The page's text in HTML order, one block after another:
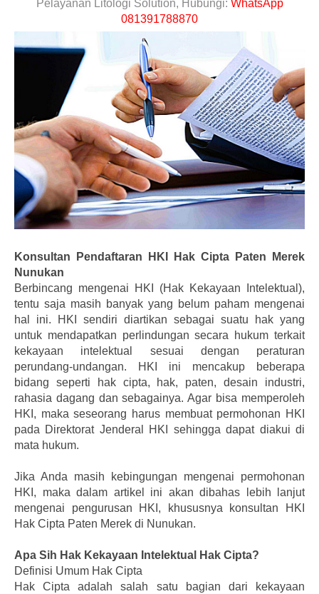
Pelayanan Litologi Solution, Hubungi: WhatsApp
081391788870
Konsultan Pendaftaran HKI Hak Cipta Paten Merek
Nunukan
Berbincang mengenai HKI (Hak Kekayaan Intelektual),
tentu saja masih banyak yang belum paham mengenai
hal ini. HKI sendiri diartikan sebagai suatu hak yang
untuk mendapatkan perlindungan secara hukum terkait
kekayaan intelektual sesuai dengan peraturan
perundang-undangan. HKI ini mencakup beberapa
bidang seperti hak cipta, hak, paten, desain industri,
rahasia dagang dan sebagainya. Agar bisa memperoleh
HKI, maka seseorang harus membuat permohonan HKI
pada Direktorat Jenderal HKI sehingga dapat diakui di
mata hukum.
Jika Anda masih kebingungan mengenai permohonan
HKI, maka dalam artikel ini akan dibahas lebih lanjut
mengenai pengurusan HKI, khususnya konsultan HKI
Hak Cipta Paten Merek di Nunukan.
Apa Sih Hak Kekayaan Intelektual Hak Cipta?
Definisi Umum Hak Cipta
Hak Cipta adalah salah satu bagian dari kekayaan